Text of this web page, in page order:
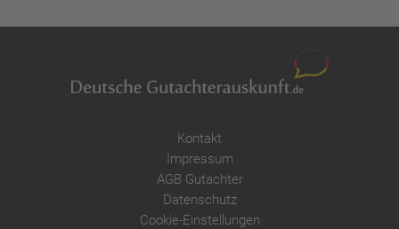
Kontakt
Impressum
AGB Gutachter
Datenschutz
Cookie-Einstellungen